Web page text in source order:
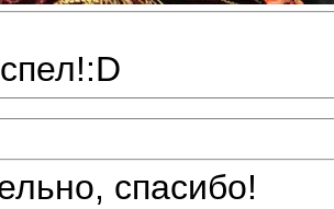
спасибо!